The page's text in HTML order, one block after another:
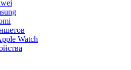
Watch